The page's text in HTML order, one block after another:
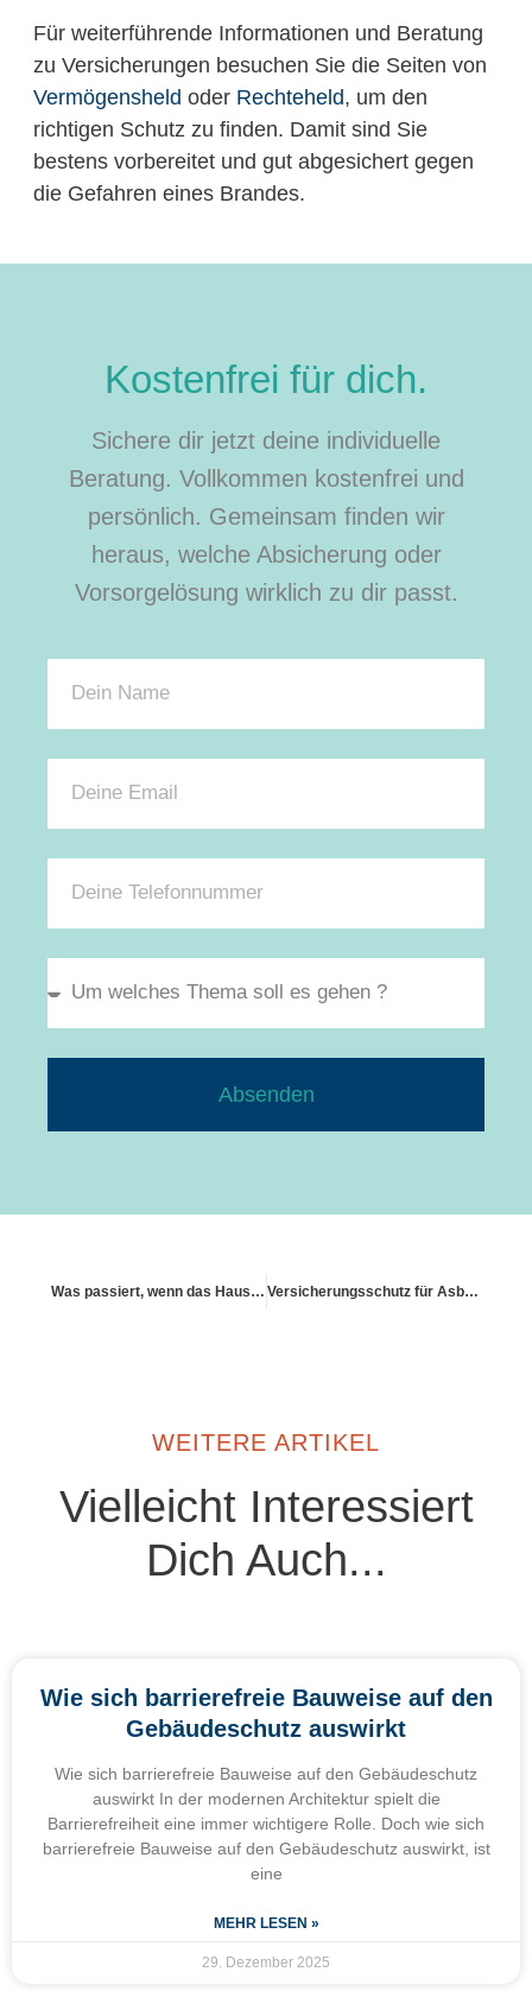
Für weiterführende Informationen und Beratung
zu Versicherungen besuchen Sie die Seiten von
Vermögensheld oder Rechteheld, um den
richtigen Schutz zu finden. Damit sind Sie
bestens vorbereitet und gut abgesichert gegen
die Gefahren eines Brandes.
Kostenfrei für dich.
Sichere dir jetzt deine individuelle
Beratung. Vollkommen kostenfrei und
persönlich. Gemeinsam finden wir
heraus, welche Absicherung oder
Vorsorgelösung wirklich zu dir passt.
Absenden
Was passiert, wenn das Haus unbewohnbar wird? Versicherungsschutz für Asbest
WEITERE ARTIKEL
Vielleicht Interessiert
Dich Auch...
Wie sich barrierefreie Bauweise auf den
Gebäudeschutz auswirkt
Wie sich barrierefreie Bauweise auf den Gebäudeschutz
auswirkt In der modernen Architektur spielt die
Barrierefreiheit eine immer wichtigere Rolle. Doch wie sich
barrierefreie Bauweise auf den Gebäudeschutz auswirkt, ist
eine
MEHR LESEN »
29. Dezember 2025